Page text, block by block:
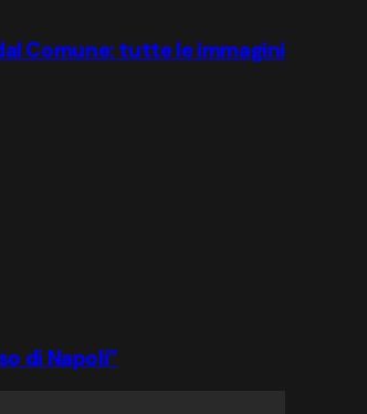
Comune: tutte le immagini
di Napoli”